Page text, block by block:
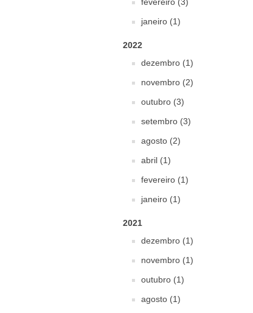
janeiro (1)
2022
dezembro (1)
novembro (2)
outubro (3)
setembro (3)
agosto (2)
abril (1)
fevereiro (1)
janeiro (1)
2021
dezembro (1)
novembro (1)
outubro (1)
agosto (1)